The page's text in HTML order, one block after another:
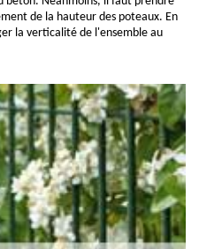
de la hauteur des poteaux. En
la verticalité de l'ensemble au